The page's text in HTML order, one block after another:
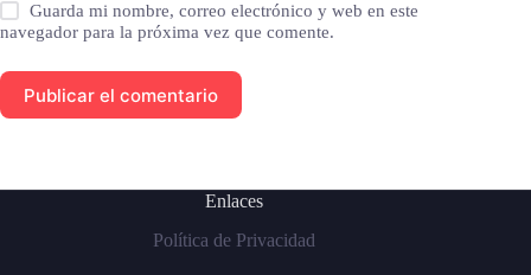
Guarda mi nombre, correo electrónico y web en este
navegador para la próxima vez que comente.
Publicar el comentario
Enlaces
Política de Privacidad